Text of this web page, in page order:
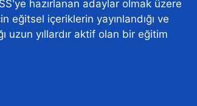
hazırlanan adaylar olmak üzere
eğitsel içeriklerin yayınlandığı ve
uzun yıllardır aktif olan bir eğitim